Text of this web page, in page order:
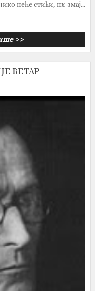
неће стићи, ни змај...
>>
ВЕТАР